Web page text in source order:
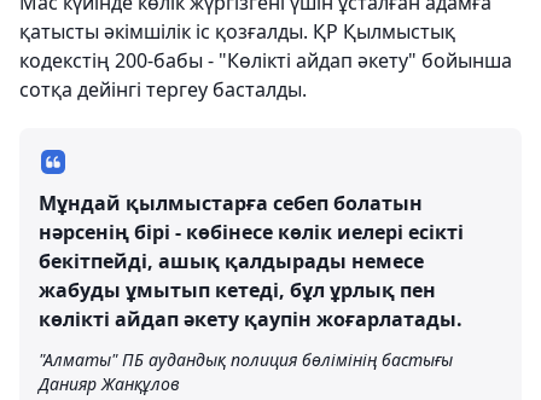
қатысты әкімшілік іс қозғалды. ҚР Қылмыстық
кодекстің 200-бабы - "Көлікті айдап әкету" бойынша
сотқа дейінгі тергеу басталды.
Мұндай қылмыстарға себеп болатын
нәрсенің бірі - көбінесе көлік иелері есікті
бекітпейді, ашық қалдырады немесе
жабуды ұмытып кетеді, бұл ұрлық пен
көлікті айдап әкету қаупін жоғарлатады.
"Алматы" ПБ аудандық полиция бөлімінің бастығы
Данияр Жанқұлов